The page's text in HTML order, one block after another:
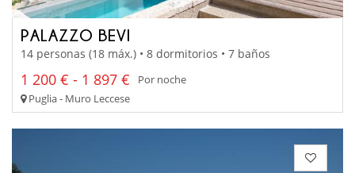
PALAZZO BEVI
14 personas (18 máx.) • 8 dormitorios • 7 baños
1 200 € - 1 897 €
Por noche
Puglia - Muro Leccese